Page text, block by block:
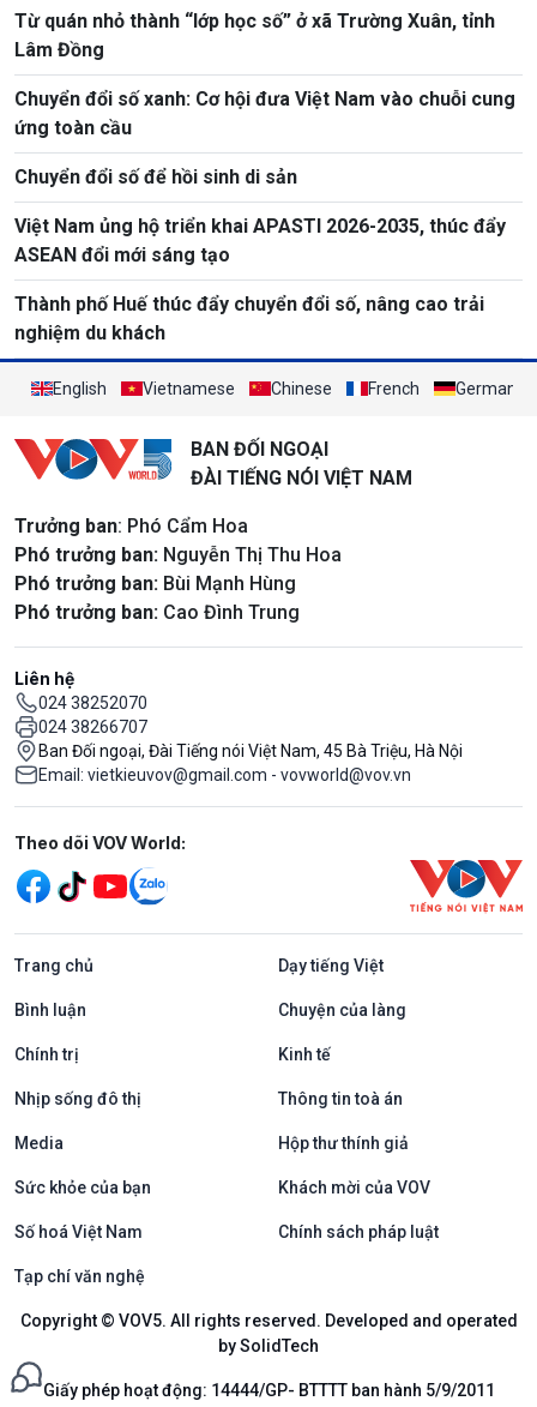
Từ quán nhỏ thành “lớp học số” ở xã Trường Xuân, tỉnh
Lâm Đồng
Chuyển đổi số xanh: Cơ hội đưa Việt Nam vào chuỗi cung
ứng toàn cầu
Chuyển đổi số để hồi sinh di sản
Việt Nam ủng hộ triển khai APASTI 2026-2035, thúc đẩy
ASEAN đổi mới sáng tạo
Thành phố Huế thúc đẩy chuyển đổi số, nâng cao trải
nghiệm du khách
English Vietnamese Chinese French German
BAN ĐỐI NGOẠI
ĐÀI TIẾNG NÓI VIỆT NAM
Trưởng ban: Phó Cẩm Hoa
Phó trưởng ban: Nguyễn Thị Thu Hoa
Phó trưởng ban: Bùi Mạnh Hùng
Phó trưởng ban: Cao Đình Trung
Liên hệ
024 38252070
024 38266707
Ban Đối ngoại, Đài Tiếng nói Việt Nam, 45 Bà Triệu, Hà Nội
Email: vietkieuvov@gmail.com - vovworld@vov.vn
Mạng xã hội
Theo dõi VOV World:
Trang chủ Dạy tiếng Việt
Bình luận Chuyện của làng
Chính trị Kinh tế
Nhịp sống đô thị Thông tin toà án
Media Hộp thư thính giả
Sức khỏe của bạn Khách mời của VOV
Số hoá Việt Nam Chính sách pháp luật
Tạp chí văn nghệ
Copyright © VOV5. All rights reserved. Developed and operated
by SolidTech
Giấy phép hoạt động: 14444/GP- BTTTT ban hành 5/9/2011